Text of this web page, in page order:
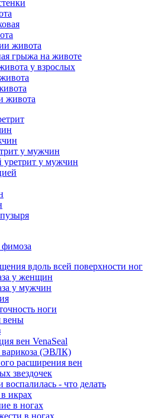
живота
грыжа на животе
у взрослых
живота
у мужчин
у мужчин
фимоза
вдоль всей поверхности ног
у женщин
у мужчин
ноги
вены
вен VenaSeal
варикоза (ЭВЛК)
расширения вен
звездочек
воспалилась - что делать
икрах
в ногах
в ногах